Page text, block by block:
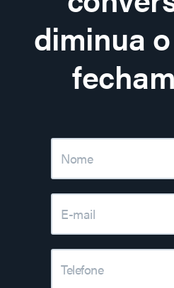
diminua